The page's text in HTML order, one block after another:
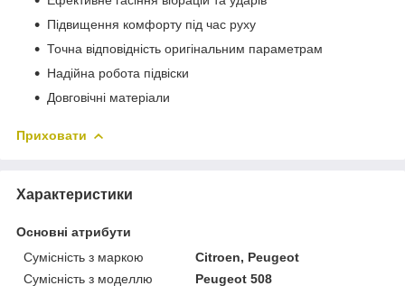
Підвищення комфорту під час руху
Точна відповідність оригінальним параметрам
Надійна робота підвіски
Довговічні матеріали
Приховати
Характеристики
Основні атрибути
Сумісність з маркою
Citroen, Peugeot
Сумісність з моделлю
Peugeot 508